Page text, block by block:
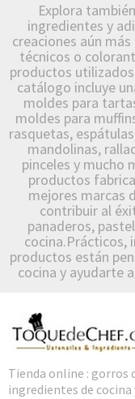
Explora
ingredientes y
creaciones aún
técnicos o
productos
catálogo incluye
moldes para
moldes para
rasquetas,
mandolinas,
pinceles y mucho
productos
mejores marcas
contribuir al
panaderos,
cocina.Prácticos,
productos están
cocina y ayudarte
Tienda online : gorros
ingredientes de